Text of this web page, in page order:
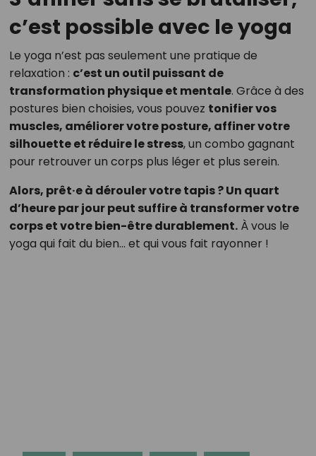
c’est possible avec le yoga
Le yoga n’est pas seulement une pratique de
relaxation : c’est un outil puissant de
transformation physique et mentale. Grâce à des
postures bien choisies, vous pouvez tonifier vos
muscles, améliorer votre posture, affiner votre
silhouette et réduire le stress, un combo gagnant
pour retrouver un corps plus léger et plus serein.
Alors, prêt·e à dérouler votre tapis ? Un quart
d’heure par jour peut suffire à transformer votre
corps et votre bien-être durablement.À vous le
yoga qui fait du bien… et qui vous fait rayonner !